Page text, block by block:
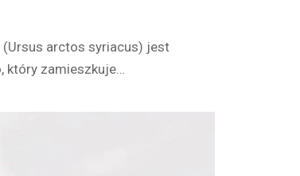
arctos syriacus) jest
który zamieszkuje…